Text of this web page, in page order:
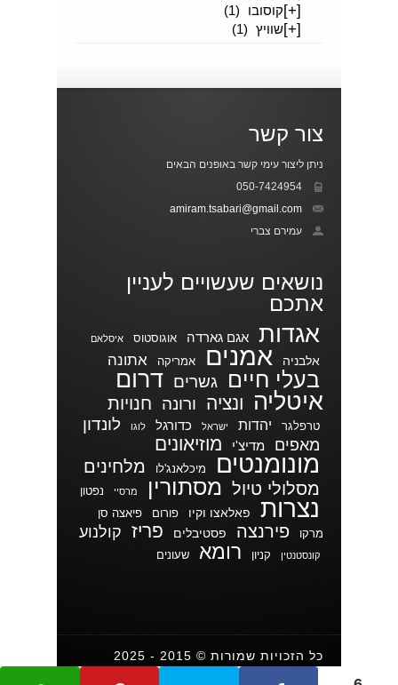
[+]קוסובו (1)
[+]שוויץ (1)
צור קשר
ניתן ליצור עימי קשר באופנים הבאים
050-7424954
amiram.tsabari@gmail.com
עמירם צברי
נושאים שעשויים לעניין
אתכם
אגדות אגם גארדה אוגוסטוס איסלאם
אלבניה אמנים אמריקה אתונה
בעלי חיים גשרים דרום
איטליה
ונציה ורונה חנויות
טרפלגר יהדות ישראל כדורגל לוגו לונדון
מאפים מדיצ'י מוזיאונים
מונומנטים מיכלאנג'לו
מלחינים
מסלולי טיול מסתורין מרסיי נפטון
נצרות פאלאצו וקיו פורום
פיאצה סן
מרקו
פירנצה פסטיבלים פריז קולנוע
קונסטנטין קניון רומא שעונים
כל הזכויות שמורות © 2015 - 2025